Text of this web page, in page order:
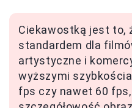
Ciekawostką jest to,
standardem dla
artystyczne i
wyższymi
fps czy nawet 60